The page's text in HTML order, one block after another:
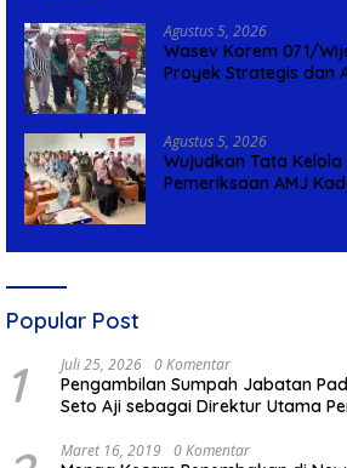
Agustus 5, 2026
Wasev Korem 071/
Proyek Strategis dan
Agustus 5, 2026
Wujudkan Tata
Pemeriksaan AMJ
Popular Post
1 Juli 25, 2026 0 Komentar
Pengambilan Sumpah Jabatan
Seto Aji sebagai Direktur Utama
Maret 16, 2019 0 Komentar